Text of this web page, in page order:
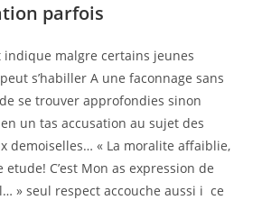
parfois
indique malgre certains jeunes
s’habiller A une faconnage sans
se trouver approfondies sinon
un tas accusation au sujet des
demoiselles… « La moralite affaiblie,
etude! C’est Mon as expression de
» seul respect accouche aussi i ce